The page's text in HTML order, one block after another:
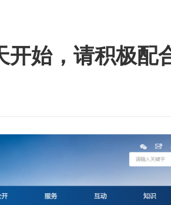
开始，请积极配